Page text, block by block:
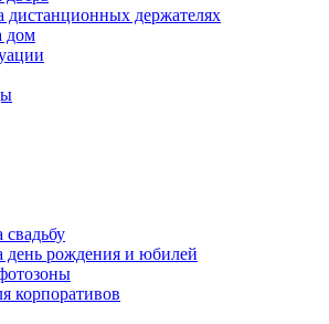
дистанционных держателях
дом
день рождения и юбилей
корпоративов